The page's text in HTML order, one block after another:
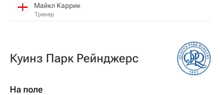
Майкл Каррик
Тренер
Куинз Парк Рейнджерс
На поле